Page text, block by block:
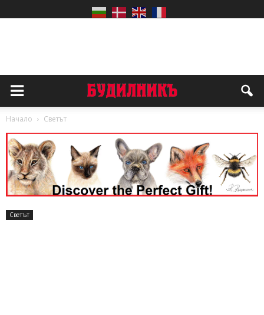
Начало Светът
Светът